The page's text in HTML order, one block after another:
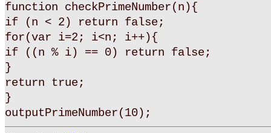
function checkPrimeNumber(n){
if (n < 2) return false;
for(var i=2; i<n; i++){
if ((n % i) == 0) return false;
}
return true;
}
outputPrimeNumber(10);